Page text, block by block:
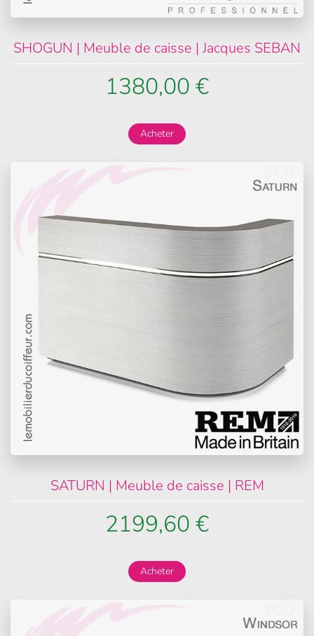
SHOGUN | Meuble de caisse | Jacques SEBAN
1380,00 €
Acheter
SATURN | Meuble de caisse | REM
2199,60 €
Acheter